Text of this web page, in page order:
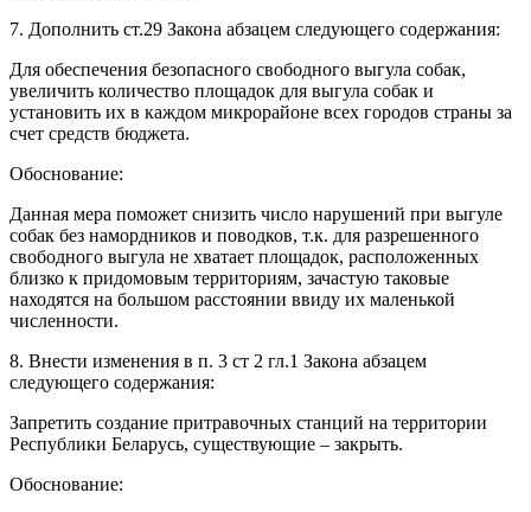
7. Дополнить ст.29 Закона абзацем следующего содержания:
Для обеспечения безопасного свободного выгула собак,
увеличить количество площадок для выгула собак и
установить их в каждом микрорайоне всех городов страны за
счет средств бюджета.
Обоснование:
Данная мера поможет снизить число нарушений при выгуле
собак без намордников и поводков, т.к. для разрешенного
свободного выгула не хватает площадок, расположенных
близко к придомовым территориям, зачастую таковые
находятся на большом расстоянии ввиду их маленькой
численности.
8. Внести изменения в п. 3 ст 2 гл.1 Закона абзацем
следующего содержания:
Запретить создание притравочных станций на территории
Республики Беларусь, существующие – закрыть.
Обоснование: